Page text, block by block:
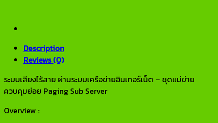
Description
Reviews (0)
ระบบเสียงไร้สาย ผ่านระบบเครือข่ายอินเทอร์เน็ต – ชุดแม่ข่าย
ควบคุมย่อย Paging Sub Server
Overview :